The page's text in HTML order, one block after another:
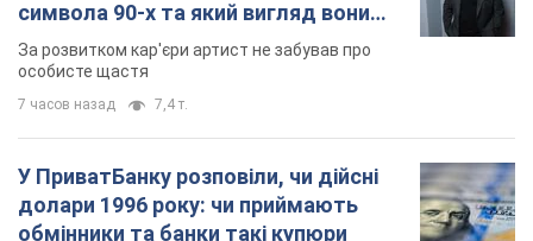
9 часов назад 65,4 т.